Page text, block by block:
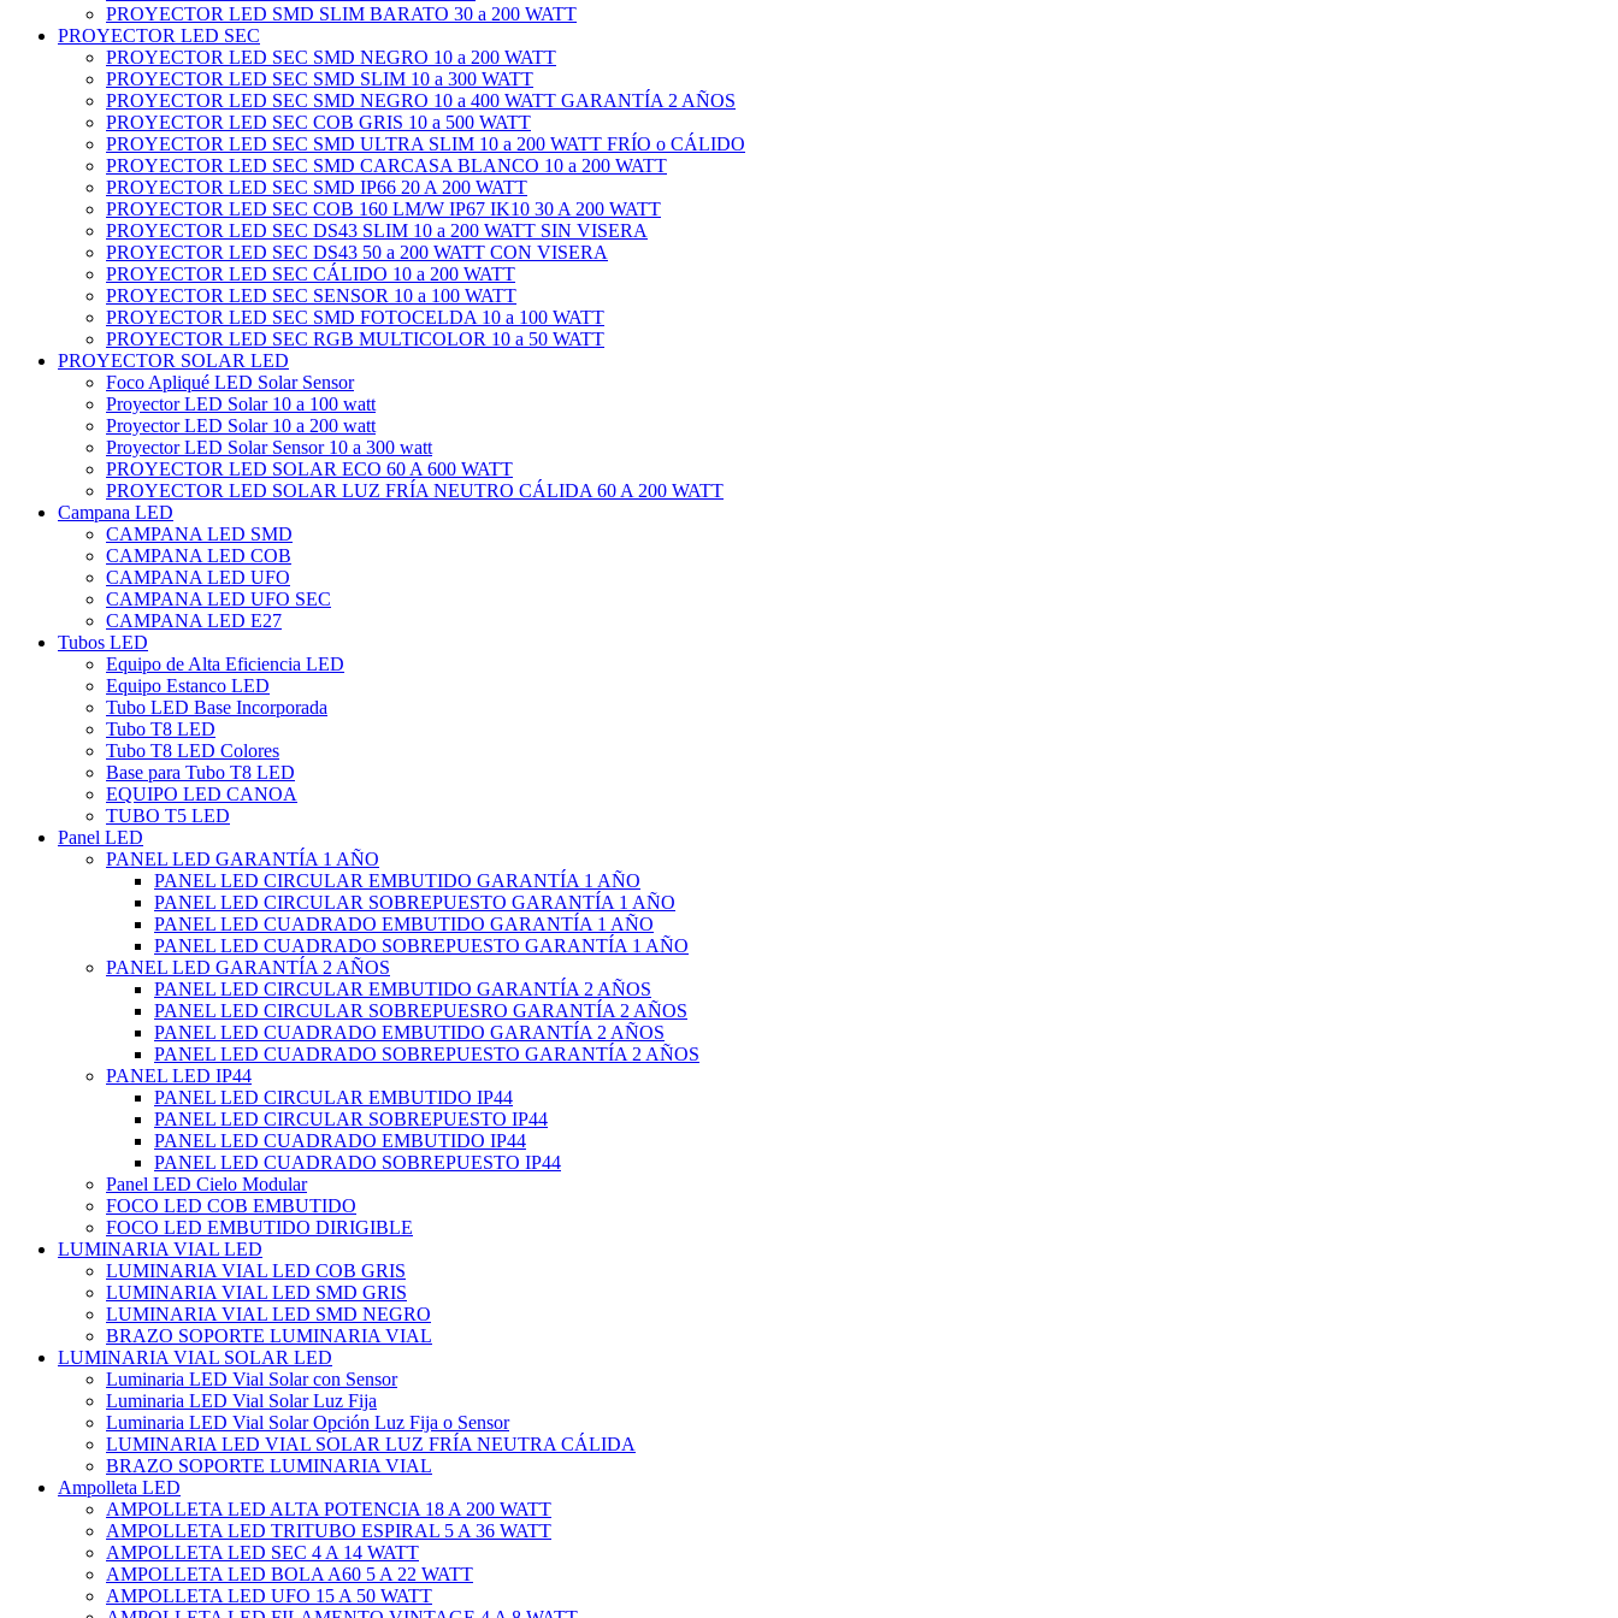
PROYECTOR LED SMD SLIM BARATO 30 a 200 WATT
PROYECTOR LED SEC
PROYECTOR LED SEC SMD NEGRO 10 a 200 WATT
PROYECTOR LED SEC SMD SLIM 10 a 300 WATT
PROYECTOR LED SEC SMD NEGRO 10 a 400 WATT GARANTÍA 2 AÑOS
PROYECTOR LED SEC COB GRIS 10 a 500 WATT
PROYECTOR LED SEC SMD ULTRA SLIM 10 a 200 WATT FRÍO o CÁLIDO
PROYECTOR LED SEC SMD CARCASA BLANCO 10 a 200 WATT
PROYECTOR LED SEC SMD IP66 20 A 200 WATT
PROYECTOR LED SEC COB 160 LM/W IP67 IK10 30 A 200 WATT
PROYECTOR LED SEC DS43 SLIM 10 a 200 WATT SIN VISERA
PROYECTOR LED SEC DS43 50 a 200 WATT CON VISERA
PROYECTOR LED SEC CÁLIDO 10 a 200 WATT
PROYECTOR LED SEC SENSOR 10 a 100 WATT
PROYECTOR LED SEC SMD FOTOCELDA 10 a 100 WATT
PROYECTOR LED SEC RGB MULTICOLOR 10 a 50 WATT
PROYECTOR SOLAR LED
Foco Apliqué LED Solar Sensor
Proyector LED Solar 10 a 100 watt
Proyector LED Solar 10 a 200 watt
Proyector LED Solar Sensor 10 a 300 watt
PROYECTOR LED SOLAR ECO 60 A 600 WATT
PROYECTOR LED SOLAR LUZ FRÍA NEUTRO CÁLIDA 60 A 200 WATT
Campana LED
CAMPANA LED SMD
CAMPANA LED COB
CAMPANA LED UFO
CAMPANA LED UFO SEC
CAMPANA LED E27
Tubos LED
Equipo de Alta Eficiencia LED
Equipo Estanco LED
Tubo LED Base Incorporada
Tubo T8 LED
Tubo T8 LED Colores
Base para Tubo T8 LED
EQUIPO LED CANOA
TUBO T5 LED
Panel LED
PANEL LED GARANTÍA 1 AÑO
PANEL LED CIRCULAR EMBUTIDO GARANTÍA 1 AÑO
PANEL LED CIRCULAR SOBREPUESTO GARANTÍA 1 AÑO
PANEL LED CUADRADO EMBUTIDO GARANTÍA 1 AÑO
PANEL LED CUADRADO SOBREPUESTO GARANTÍA 1 AÑO
PANEL LED GARANTÍA 2 AÑOS
PANEL LED CIRCULAR EMBUTIDO GARANTÍA 2 AÑOS
PANEL LED CIRCULAR SOBREPUESRO GARANTÍA 2 AÑOS
PANEL LED CUADRADO EMBUTIDO GARANTÍA 2 AÑOS
PANEL LED CUADRADO SOBREPUESTO GARANTÍA 2 AÑOS
PANEL LED IP44
PANEL LED CIRCULAR EMBUTIDO IP44
PANEL LED CIRCULAR SOBREPUESTO IP44
PANEL LED CUADRADO EMBUTIDO IP44
PANEL LED CUADRADO SOBREPUESTO IP44
Panel LED Cielo Modular
FOCO LED COB EMBUTIDO
FOCO LED EMBUTIDO DIRIGIBLE
LUMINARIA VIAL LED
LUMINARIA VIAL LED COB GRIS
LUMINARIA VIAL LED SMD GRIS
LUMINARIA VIAL LED SMD NEGRO
BRAZO SOPORTE LUMINARIA VIAL
LUMINARIA VIAL SOLAR LED
Luminaria LED Vial Solar con Sensor
Luminaria LED Vial Solar Luz Fija
Luminaria LED Vial Solar Opción Luz Fija o Sensor
LUMINARIA LED VIAL SOLAR LUZ FRÍA NEUTRA CÁLIDA
BRAZO SOPORTE LUMINARIA VIAL
Ampolleta LED
AMPOLLETA LED ALTA POTENCIA 18 A 200 WATT
AMPOLLETA LED TRITUBO ESPIRAL 5 A 36 WATT
AMPOLLETA LED SEC 4 A 14 WATT
AMPOLLETA LED BOLA A60 5 A 22 WATT
AMPOLLETA LED UFO 15 A 50 WATT